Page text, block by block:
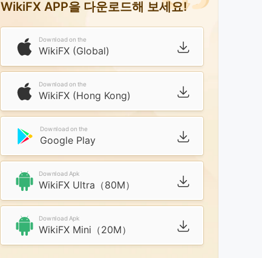
WikiFX APP을 다운로드해 보세요!
Download on the
WikiFX (Global)
Download on the
WikiFX (Hong Kong)
Download on the
Google Play
Download Apk
WikiFX Ultra（80M）
Download Apk
WikiFX Mini（20M）